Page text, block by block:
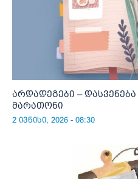
არდადეგები –
მარათონი
2 ივნისი, 2026 - 08:30